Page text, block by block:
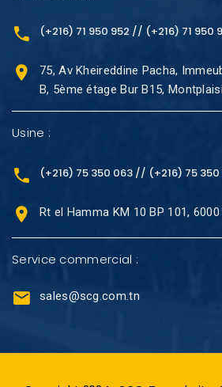
(+216) 71 950 952 // (+216) 71 950
75, Av Kheireddine Pacha,
B, 5ème étage Bur B15,
Usine :
(+216) 75 350 063 // (+216) 75 350
Rt el Hamma KM 10 BP 101, 6000
Service commercial :
sales@scg.com.tn